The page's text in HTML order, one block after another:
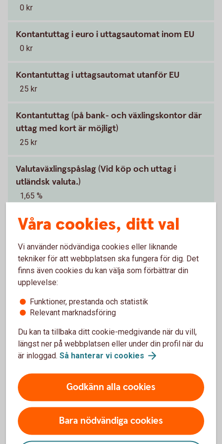
0 kr
Kontantuttag i euro i uttagsautomat inom EU
0 kr
Kontantuttag i uttagsautomat utanför EU
25 kr
Kontantuttag (på bank- och växlingskontor där
uttag med kort är möjligt)
25 kr
Valutaväxlingspåslag (Vid köp och uttag i
utländsk valuta.)
1,65 %
Så här fungerar bankkort Maestro
Råd och tips
Villkor kort
Komplettera ditt kort
Spärra kortet
Förlorat ditt kort?
Spärra och ersätt ditt kort i
Våra cookies, ditt val
Vi använder nödvändiga cookies eller liknande
tekniker för att webbplatsen ska fungera för dig. Det
finns även cookies du kan välja som förbättrar din
upplevelse:
Funktioner, prestanda och statistik
Relevant marknadsföring
Du kan ta tillbaka ditt cookie-medgivande när du vill,
längst ner på webbplatsen eller under din profil när du
är inloggad. Så hanterar vi cookies
Godkänn alla cookies
Bara nödvändiga cookies